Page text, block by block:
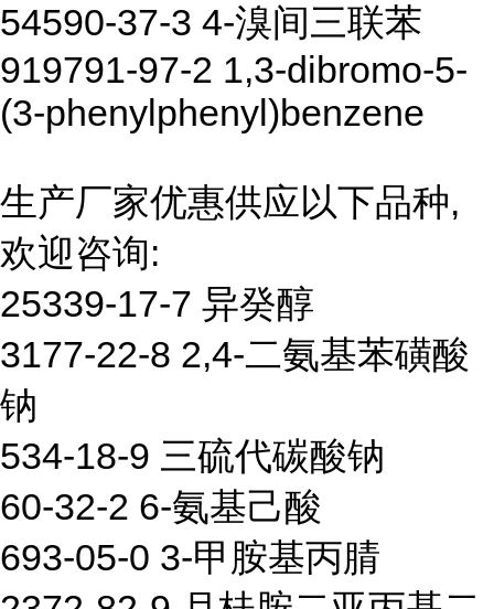
54590-37-3 4-溴间三联苯
919791-97-2 1,3-dibromo-5-
(3-phenylphenyl)benzene
生产厂家优惠供应以下品种,
欢迎咨询:
25339-17-7 异癸醇
3177-22-8 2,4-二氨基苯磺酸
钠
534-18-9 三硫代碳酸钠
60-32-2 6-氨基己酸
693-05-0 3-甲胺基丙腈